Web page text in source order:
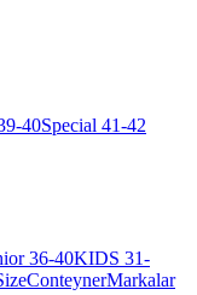
40Special 41-42
36-40KIDS 31-
ConteynerMarkalar